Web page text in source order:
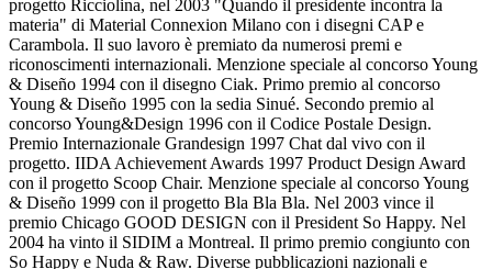
progetto Ricciolina, nel 2003 "Quando il presidente incontra la
materia" di Material Connexion Milano con i disegni CAP e
Carambola. Il suo lavoro è premiato da numerosi premi e
riconoscimenti internazionali. Menzione speciale al concorso Young
& Diseño 1994 con il disegno Ciak. Primo premio al concorso
Young & Diseño 1995 con la sedia Sinué. Secondo premio al
concorso Young&Design 1996 con il Codice Postale Design.
Premio Internazionale Grandesign 1997 Chat dal vivo con il
progetto. IIDA Achievement Awards 1997 Product Design Award
con il progetto Scoop Chair. Menzione speciale al concorso Young
& Diseño 1999 con il progetto Bla Bla Bla. Nel 2003 vince il
premio Chicago GOOD DESIGN con il President So Happy. Nel
2004 ha vinto il SIDIM a Montreal. Il primo premio congiunto con
So Happy e Nuda & Raw. Diverse pubblicazioni nazionali e